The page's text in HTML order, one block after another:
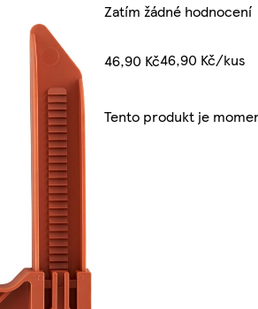
Zatím žádné hodnocení
46,90 Kč46,90 Kč/kus
Tento produkt je